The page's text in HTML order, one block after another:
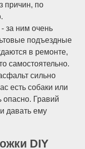
причин, по
за ним очень
подъездные
в ремонте,
самостоятельно.
сильно
есть собаки или
опасно. Гравий
давать ему
DIY